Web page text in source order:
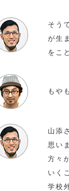
そう
が生
をこ
もや
山添
思い
方々
いく
学校